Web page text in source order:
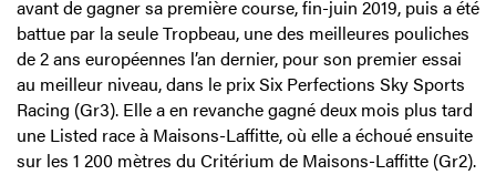
avant de gagner sa première course, fin-juin 2019, puis a été
battue par la seule Tropbeau, une des meilleures pouliches
de 2 ans européennes l’an dernier, pour son premier essai
au meilleur niveau, dans le prix Six Perfections Sky Sports
Racing (Gr3). Elle a en revanche gagné deux mois plus tard
une Listed race à Maisons-Laffitte, où elle a échoué ensuite
sur les 1 200 mètres du Critérium de Maisons-Laffitte (Gr2).